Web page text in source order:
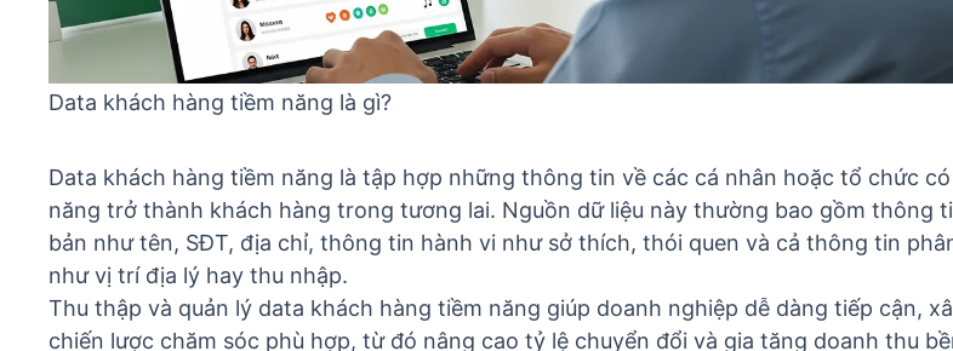
Data khách hàng tiềm năng là gì?
Data khách hàng tiềm năng là tập hợp những thông tin về các cá nhân hoặc tổ chức
năng trở thành khách hàng trong tương lai. Nguồn dữ liệu này thường bao gồm thông
bản như tên, SĐT, địa chỉ, thông tin hành vi như sở thích, thói quen và cả thông tin
như vị trí địa lý hay thu nhập.
Thu thập và quản lý data khách hàng tiềm năng giúp doanh nghiệp dễ dàng tiếp cận,
chiến lược chăm sóc phù hợp, từ đó nâng cao tỷ lệ chuyển đổi và gia tăng doanh thu